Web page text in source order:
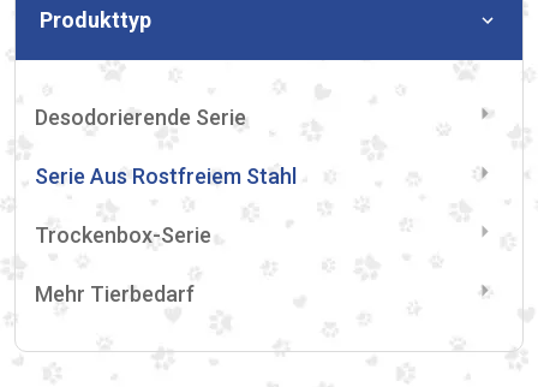
Produkttyp
Desodorierende Serie
Serie Aus Rostfreiem Stahl
Trockenbox-Serie
Mehr Tierbedarf